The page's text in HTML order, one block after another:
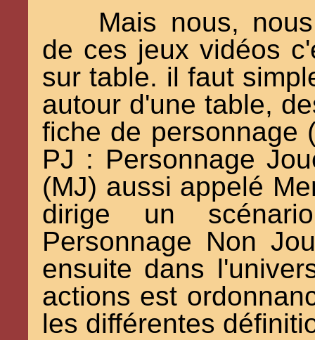
Mais nous,
de ces jeux vidéos
sur table. il faut
autour d'une table,
fiche de personnage
PJ : Personnage
(MJ) aussi appelé
dirige un
Personnage Non
ensuite dans
actions est
les différentes